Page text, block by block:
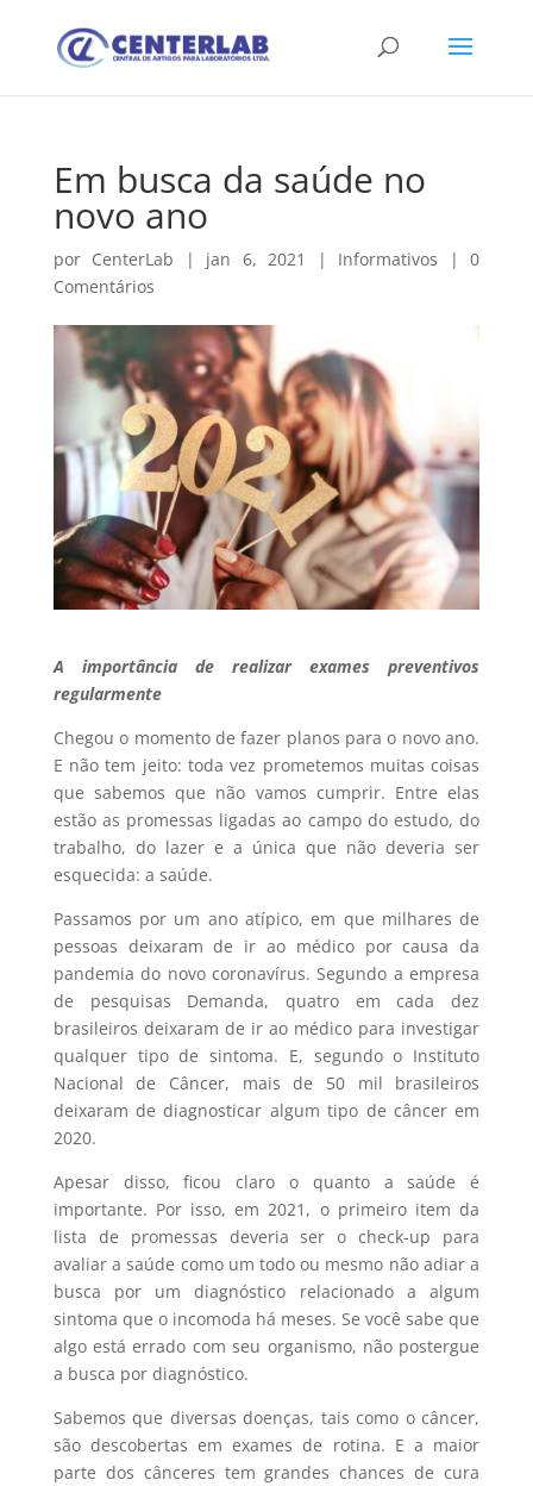
Em busca da saúde no
novo ano
por CenterLab | jan 6, 2021 | Informativos |0
Comentários
A importância de realizar exames preventivos
regularmente
Chegou o momento de fazer planos para o novo ano.
E não tem jeito: toda vez prometemos muitas coisas
que sabemos que não vamos cumprir. Entre elas
estão as promessas ligadas ao campo do estudo, do
trabalho, do lazer e a única que não deveria ser
esquecida: a saúde.
Passamos por um ano atípico, em que milhares de
pessoas deixaram de ir ao médico por causa da
pandemia do novo coronavírus. Segundo a empresa
de pesquisas Demanda, quatro em cada dez
brasileiros deixaram de ir ao médico para investigar
qualquer tipo de sintoma. E, segundo o Instituto
Nacional de Câncer, mais de 50 mil brasileiros
deixaram de diagnosticar algum tipo de câncer em
2020.
Apesar disso, ficou claro o quanto a saúde é
importante. Por isso, em 2021, o primeiro item da
lista de promessas deveria ser o check-up para
avaliar a saúde como um todo ou mesmo não adiar a
busca por um diagnóstico relacionado a algum
sintoma que o incomoda há meses. Se você sabe que
algo está errado com seu organismo, não postergue
a busca por diagnóstico.
Sabemos que diversas doenças, tais como o câncer,
são descobertas em exames de rotina. E a maior
parte dos cânceres tem grandes chances de cura